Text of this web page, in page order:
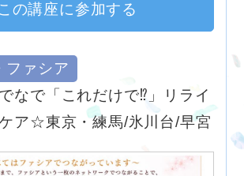
の講座に参加する
ファシア
なで「これだけで⁉︎」リライ
ア☆東京・練馬/氷川台/早宮